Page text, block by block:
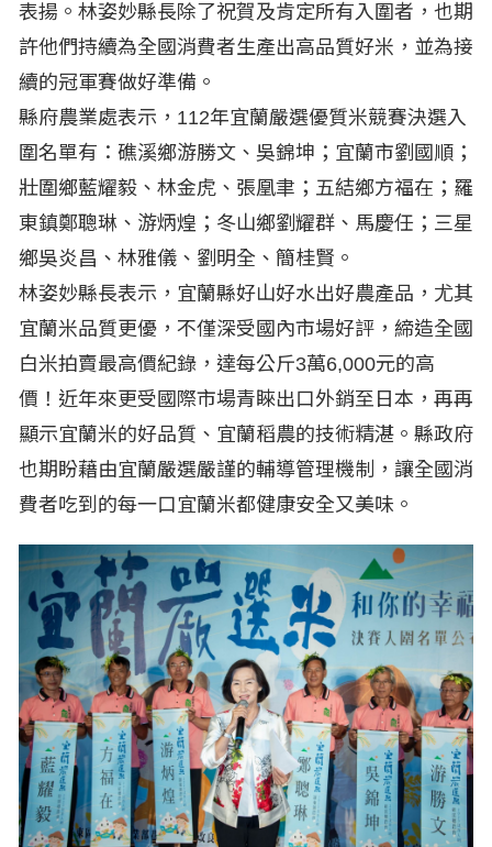
表揚。林姿妙縣長除了祝賀及肯定所有入圍者，也期
許他們持續為全國消費者生產出高品質好米，並為接
續的冠軍賽做好準備。
縣府農業處表示，112年宜蘭嚴選優質米競賽決選入
圍名單有：礁溪鄉游勝文、吳錦坤；宜蘭市劉國順；
壯圍鄉藍耀毅、林金虎、張凰聿；五結鄉方福在；羅
東鎮鄭聰琳、游炳煌；冬山鄉劉耀群、馬慶任；三星
鄉吳炎昌、林雅儀、劉明全、簡桂賢。
林姿妙縣長表示，宜蘭縣好山好水出好農產品，尤其
宜蘭米品質更優，不僅深受國內市場好評，締造全國
白米拍賣最高價紀錄，達每公斤3萬6,000元的高
價！近年來更受國際市場青睞出口外銷至日本，再再
顯示宜蘭米的好品質、宜蘭稻農的技術精湛。縣政府
也期盼藉由宜蘭嚴選嚴謹的輔導管理機制，讓全國消
費者吃到的每一口宜蘭米都健康安全又美味。